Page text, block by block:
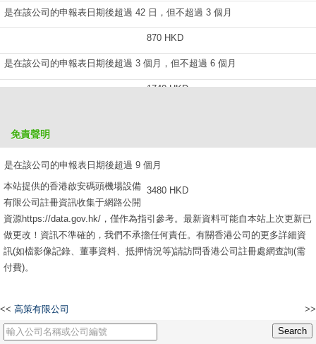
是在該公司的申報表日期後超過 42 日，但不超過 3 個月
870 HKD
是在該公司的申報表日期後超過 3 個月，但不超過 6 個月
1740 HKD
是在該公司的申報表日期後超過 9 個月
3480 HKD
免責聲明
本站提供的香港啟安碼頭機場設備
有限公司註冊資訊收集于網路公開
資源https://data.gov.hk/，僅作為指引參考。最新資料可能自本站上次更新已
做更改！資訊不準確的，我們不承擔任何責任。有關香港公司的更多詳細資
訊(如檔影像記錄、董事資料、抵押情況等)請訪問香港公司註冊處網查詢(需
付費)。
<< 高策有限公司 >>